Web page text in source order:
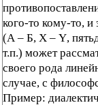
кого-то кому-то, и
(А – Б, X – Y,
т.п.) может
своего рода
случае, с
Пример: